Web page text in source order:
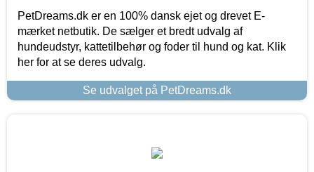
PetDreams.dk er en 100% dansk ejet og drevet E-
mærket netbutik. De sælger et bredt udvalg af
hundeudstyr, kattetilbehør og foder til hund og kat. Klik
her for at se deres udvalg.
Se udvalget på PetDreams.dk